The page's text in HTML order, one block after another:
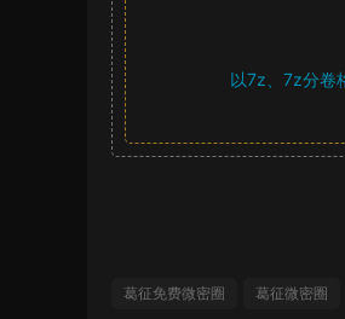
以7z、7z分卷
葛征免费微密圈 葛征微密圈